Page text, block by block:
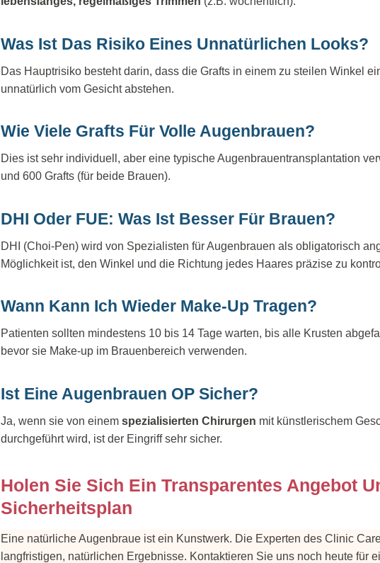
Was Ist Das Risiko Eines Unnatürlichen Looks?
Das Hauptrisiko besteht darin, dass die Grafts in einem zu steilen Winkel
unnatürlich vom Gesicht abstehen.
Wie Viele Grafts Für Volle Augenbrauen?
Dies ist sehr individuell, aber eine typische Augenbrauentransplantation
und 600 Grafts (für beide Brauen).
DHI Oder FUE: Was Ist Besser Für Brauen?
DHI (Choi-Pen) wird von Spezialisten für Augenbrauen als obligatorisch
Möglichkeit ist, den Winkel und die Richtung jedes Haares präzise zu
Wann Kann Ich Wieder Make-Up Tragen?
Patienten sollten mindestens 10 bis 14 Tage warten, bis alle Krusten
bevor sie Make-up im Brauenbereich verwenden.
Ist Eine Augenbrauen OP Sicher?
Ja, wenn sie von einem spezialisierten Chirurgen mit künstlerischem
durchgeführt wird, ist der Eingriff sehr sicher.
Holen Sie Sich Ein Transparentes Angebot
Sicherheitsplan
Eine natürliche Augenbraue ist ein Kunstwerk. Die Experten des Clinic
langfristigen, natürlichen Ergebnisse. Kontaktieren Sie uns noch heute für